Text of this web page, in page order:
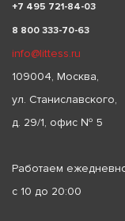
+7 495 721-84-03
8 800 333-70-63
info@littess.ru
109004, Москва,
ул. Станиславского,
д. 29/1, офис № 5
Работаем
с 10 до 20:00